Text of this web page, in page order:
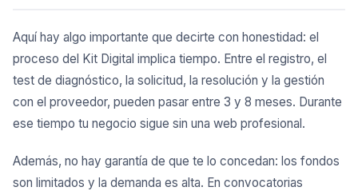
Aquí hay algo importante que decirte con honestidad: el
proceso del Kit Digital implica tiempo. Entre el registro, el
test de diagnóstico, la solicitud, la resolución y la gestión
con el proveedor, pueden pasar entre 3 y 8 meses. Durante
ese tiempo tu negocio sigue sin una web profesional.
Además, no hay garantía de que te lo concedan: los fondos
son limitados y la demanda es alta. En convocatorias